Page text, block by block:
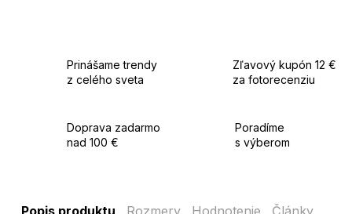
Prinášame trendy
z celého sveta
Zľavový kupón 12 €
za fotorecenziu
Doprava zadarmo
nad 100 €
Poradíme
s výberom